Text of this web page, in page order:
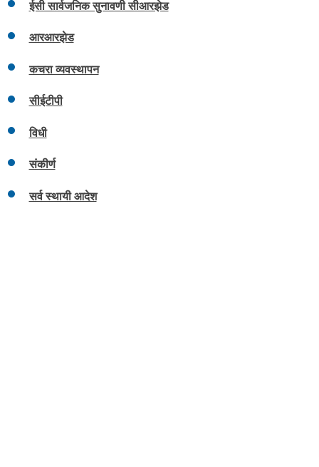
ईसी सार्वजनिक सुनावणी सीआरझेड
आरआरझेड
कचरा व्यवस्थापन
सीईटीपी
विधी
संकीर्ण
सर्व स्थायी आदेश